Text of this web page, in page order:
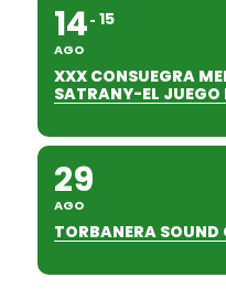
14
AGO
15
XXX CONSUEGRA
SATRANY-EL JUEGO
29
AGO
TORBANERA